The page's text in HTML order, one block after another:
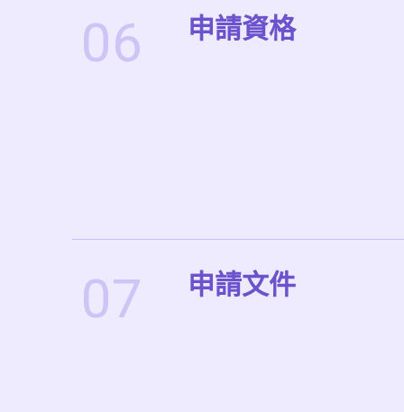
06 申請資格
07 申請文件